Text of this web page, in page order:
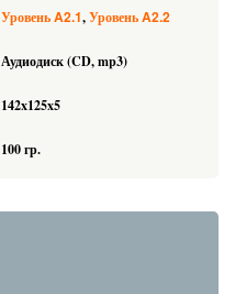
УровеньA2.1 УровеньA2.2
Аудиодиск (CD, mp3)
142x125x5
100 гр.